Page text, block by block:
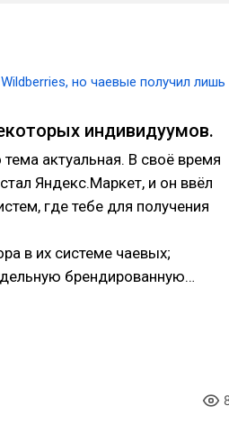
но чаевые получил лишь
индивидуумов.
актуальная. В своё время
Яндекс.Маркет, и он ввёл
где тебе для получения
в их системе чаевых;
брендированную…